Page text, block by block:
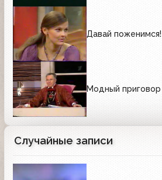
Давай поженимся!
Модный приговор
Случайные записи